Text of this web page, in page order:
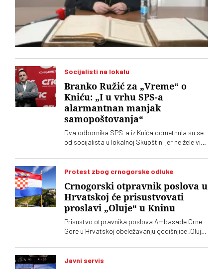
Socijalisti na lokalu
Branko Ružić za „Vreme“ o
Kniću: „I u vrhu SPS-a
alarmantnan manjak
samopoštovanja“
Dva odbornika SPS-a iz Knića odmetnula su se
od socijalista u lokalnoj Skupštini jer ne žele više
naprednjacima. Jedan od njih kaže za „Vreme“
da je „SNS u Kniću nasilna skupina
ikada više, da sarađuju. Branko Ružić za
„Vreme“ kaže da je alarmantno da tendencije
odricanja od izvornih principa i mazohizma
postoje ne samo na lokalu, već i u samom vrhu
SPS-a
Protest zbog crnogorske odluke
Crnogorski otpravnik poslova u
Hrvatskoj će prisustvovati
proslavi „Oluje“ u Kninu
Prisustvo otpravnika poslova Ambasade Crne
Gore u Hrvatskoj obeležavanju godišnjice „Oluje“
Vučić je poručio da je reč o proslavi zločina
počinjenih nad srpskim narodom
Javni servis